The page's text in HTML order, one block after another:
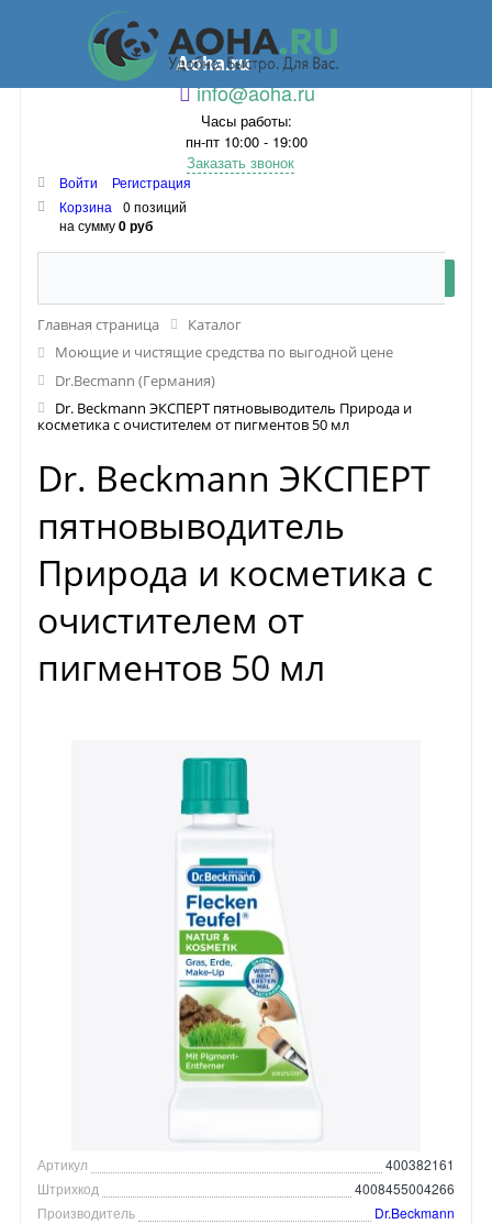
Aoha.ru
info@aoha.ru
Часы работы:
пн-пт 10:00 - 19:00
Заказать звонок
Войти
Регистрация
Корзина
0 позиций
на сумму0 руб
Главная страница
Каталог
Моющие и чистящие средства по выгодной цене
Dr.Becmann (Германия)
Dr. Beckmann ЭКСПЕРТ пятновыводитель Природа и
косметика с очистителем от пигментов 50 мл
Dr. Beckmann ЭКСПЕРТ
пятновыводитель
Природа и косметика с
очистителем от
пигментов 50 мл
Артикул
400382161
Штрихкод
4008455004266
Производитель
Dr.Beckmann